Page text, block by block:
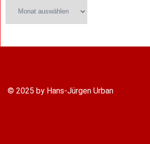
© 2025 by Hans-Jürgen Urban